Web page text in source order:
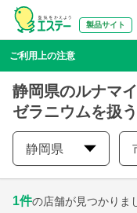
製品サイト
ご利用上の注意
静岡県のルナマ
ゼラニウムを扱
静岡県
1件の店舗が見つかりま